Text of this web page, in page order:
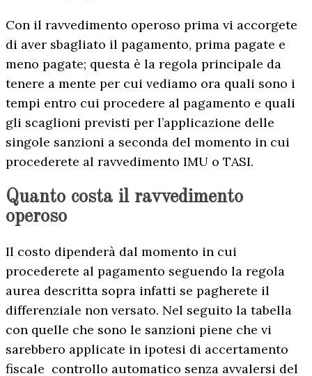
Con il ravvedimento operoso prima vi accorgete
di aver sbagliato il pagamento, prima pagate e
meno pagate; questa è la regola principale da
tenere a mente per cui vediamo ora quali sono i
tempi entro cui procedere al pagamento e quali
gli scaglioni previsti per l’applicazione delle
singole sanzioni a seconda del momento in cui
procederete al ravvedimento IMU o TASI.
Quanto costa il ravvedimento
operoso
Il costo dipenderà dal momento in cui
procederete al pagamento seguendo la regola
aurea descritta sopra infatti se pagherete il
differenziale non versato. Nel seguito la tabella
con quelle che sono le sanzioni piene che vi
sarebbero applicate in ipotesi di accertamento
fiscale controllo automatico senza avvalersi del